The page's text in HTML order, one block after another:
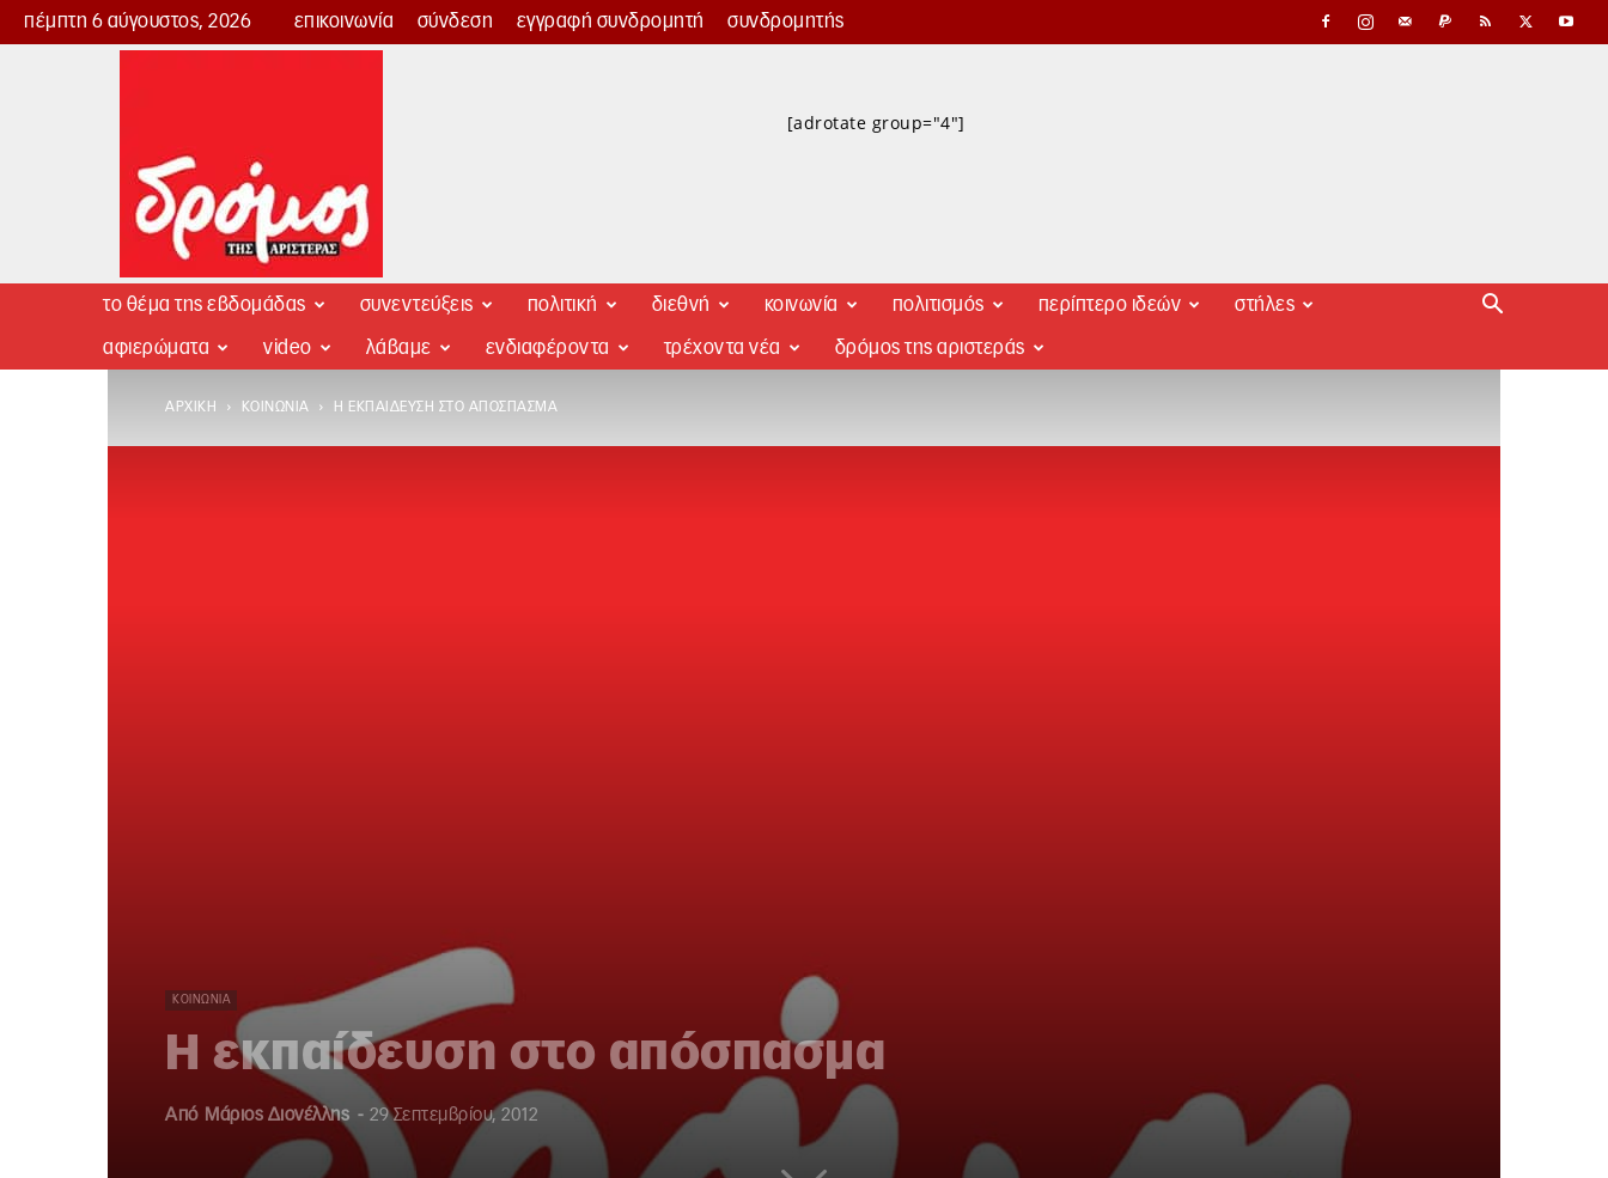
πέμπτη 6 αύγουστος, 2026 επικοινωνία σύνδεση εγγραφή συνδρομητή συνδρομητής
Δρόμος
[adrotate group="4"]
το θέμα της εβδομάδας συνεντεύξεις πολιτική διεθνή κοινωνία πολιτισμός περίπτερο ιδεών στήλες
αφιερώματα video λάβαμε ενδιαφέροντα τρέχοντα νέα δρόμος της αριστεράς
ΑΡΧΙΚΉ ΚΟΙΝΩΝΊΑ Η ΕΚΠΑΊΔΕΥΣΗ ΣΤΟ ΑΠΌΣΠΑΣΜΑ
ΚΟΙΝΩΝΊΑ
Η εκπαίδευση στο απόσπασμα
Από Μάριος Διονέλλης - 29 Σεπτεμβρίου, 2012